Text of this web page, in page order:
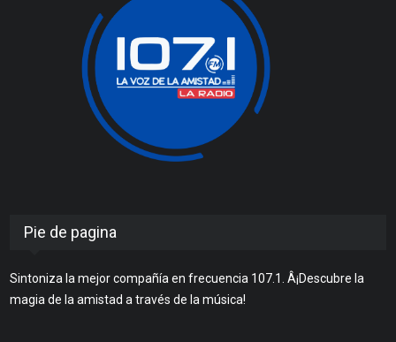
Pie de pagina
Sintoniza la mejor compañía en frecuencia 107.1. Â¡Descubre la
magia de la amistad a través de la música!